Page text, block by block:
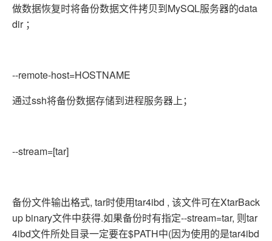
做数据恢复时将备份数据文件拷贝到MySQL服务器的data
dir ；
--remote-host=HOSTNAME
通过ssh将备份数据存储到进程服务器上；
--stream=[tar]
备份文件输出格式, tar时使用tar4ibd , 该文件可在XtarBack
up binary文件中获得.如果备份时有指定--stream=tar, 则tar
4ibd文件所处目录一定要在$PATH中(因为使用的是tar4ibd